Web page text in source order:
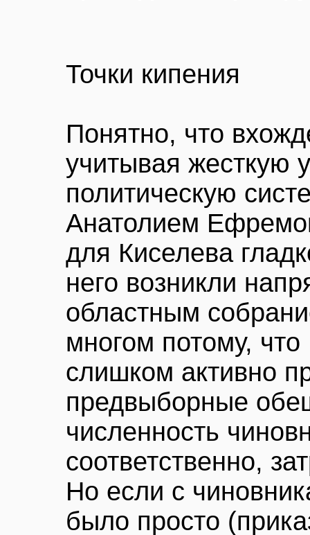
Точки кипения
Понятно, что
учитывая жесткую
политическую
Анатолием
для Киселева
него возникли
областным
многом потому,
слишком активно
предвыборные
численность
соответственно,
Но если с
было просто